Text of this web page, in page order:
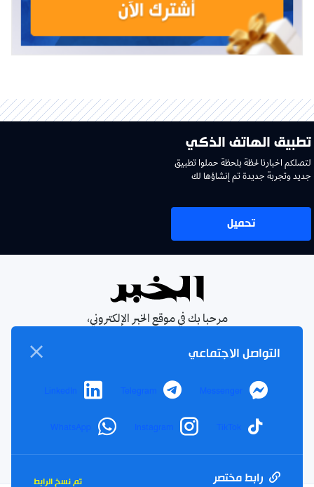
تطبيق الهاتف الذكي
لتصلكم اخبارنا لحظة بلحظة حملوا تطبيق
جديد وتجربة جديدة تم إنشاؤها لك
تحميل
مرحبا بك في موقع الخبر الإلكتروني،
الإشتراك في النشرة البريدية
بإشتراكك معنا ستتمكن من الحصول على آخر الأخبار التي سيتم
نشرها في الموقع
بريدك
الالكتروني
التواصل الاجتماعي
Messenger
Telegram
LinkedIn
TikTok
Instagram
WhatsApp
رابط مختصر تم نسخ الرابط